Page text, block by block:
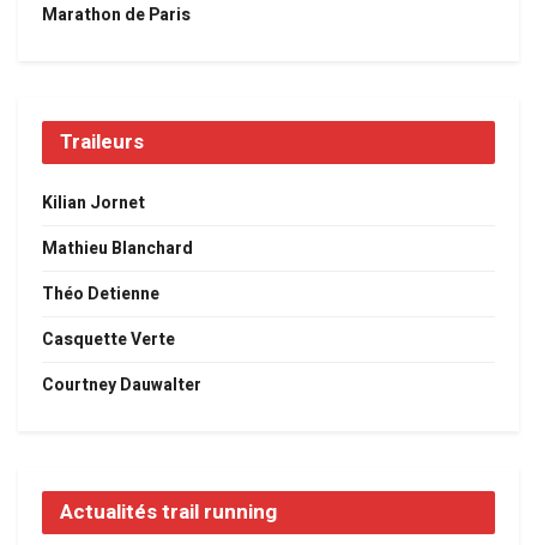
Marathon de Paris
Traileurs
Kilian Jornet
Mathieu Blanchard
Théo Detienne
Casquette Verte
Courtney Dauwalter
Actualités trail running